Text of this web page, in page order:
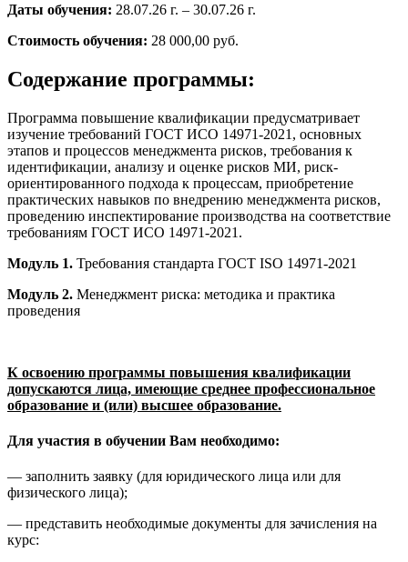
Даты обучения: 28.07.26 г. – 30.07.26 г.
Стоимость обучения: 28 000,00 руб.
Содержание программы:
Программа повышение квалификации предусматривает
изучение требований ГОСТ ИСО 14971-2021, основных
этапов и процессов менеджмента рисков, требования к
идентификации, анализу и оценке рисков МИ, риск-
ориентированного подхода к процессам, приобретение
практических навыков по внедрению менеджмента рисков,
проведению инспектирование производства на соответствие
требованиям ГОСТ ИСО 14971-2021.
Модуль 1. Требования стандарта ГОСТ ISO 14971-2021
Модуль 2. Менеджмент риска: методика и практика
проведения
К освоению программы повышения квалификации
допускаются лица, имеющие среднее профессиональное
образование и (или) высшее образование.
Для участия в обучении Вам необходимо:
— заполнить заявку (для юридического лица или для
физического лица);
— представить необходимые документы для зачисления на
курс: